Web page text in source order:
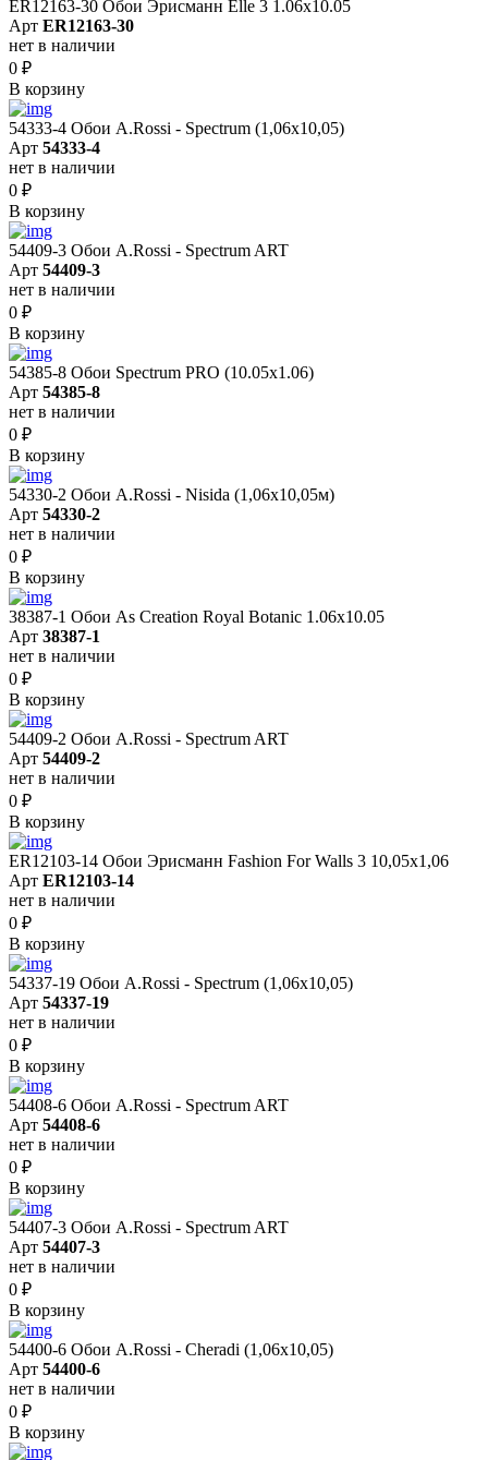
ER12163-30 Обои Эрисманн Elle 3 1.06x10.05
Арт ER12163-30
нет в наличии
0 ₽
В корзину
54333-4 Обои A.Rossi - Spectrum (1,06x10,05)
Арт 54333-4
нет в наличии
0 ₽
В корзину
54409-3 Обои A.Rossi - Spectrum ART
Арт 54409-3
нет в наличии
0 ₽
В корзину
54385-8 Обои Spectrum PRO (10.05х1.06)
Арт 54385-8
нет в наличии
0 ₽
В корзину
54330-2 Обои A.Rossi - Nisida (1,06x10,05м)
Арт 54330-2
нет в наличии
0 ₽
В корзину
38387-1 Обои As Creation Royal Botanic 1.06x10.05
Арт 38387-1
нет в наличии
0 ₽
В корзину
54409-2 Обои A.Rossi - Spectrum ART
Арт 54409-2
нет в наличии
0 ₽
В корзину
ER12103-14 Обои Эрисманн Fashion For Walls 3 10,05x1,06
Арт ER12103-14
нет в наличии
0 ₽
В корзину
54337-19 Обои A.Rossi - Spectrum (1,06x10,05)
Арт 54337-19
нет в наличии
0 ₽
В корзину
54408-6 Обои A.Rossi - Spectrum ART
Арт 54408-6
нет в наличии
0 ₽
В корзину
54407-3 Обои A.Rossi - Spectrum ART
Арт 54407-3
нет в наличии
0 ₽
В корзину
54400-6 Обои A.Rossi - Cheradi (1,06x10,05)
Арт 54400-6
нет в наличии
0 ₽
В корзину